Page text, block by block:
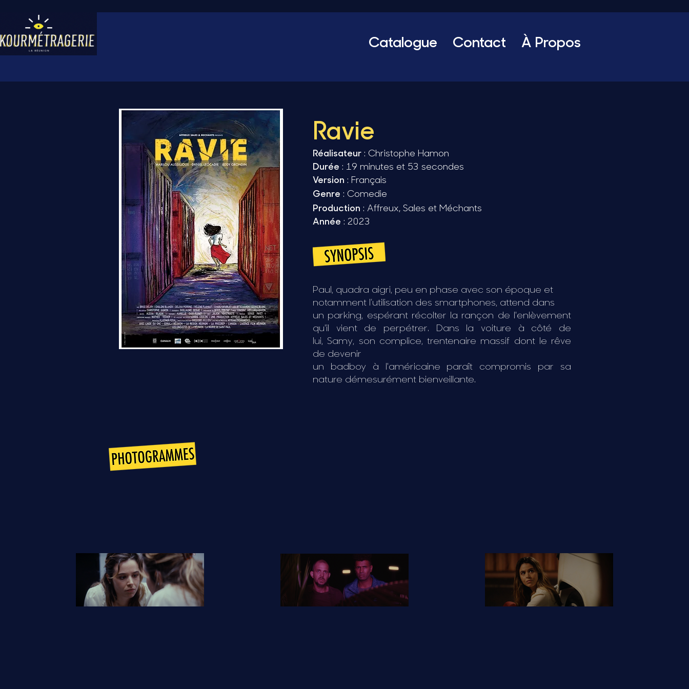
Catalogue Contact À Propos
Ravie
Réalisateur : Christophe Hamon
Durée : 19 minutes et 53 secondes
Version : Français
Genre : Comedie
Production : Affreux, Sales et Méchants
Année : 2023
Paul, quadra aigri, peu en phase avec son époque et
notamment l’utilisation des smartphones, attend dans
un parking, espérant récolter la rançon de l'enlèvement
qu'il vient de perpétrer. Dans la voiture à côté de
lui, Samy, son complice, trentenaire massif dont le rêve
de devenir
un badboy à l'américaine paraît compromis par sa
nature démesurément bienveillante.